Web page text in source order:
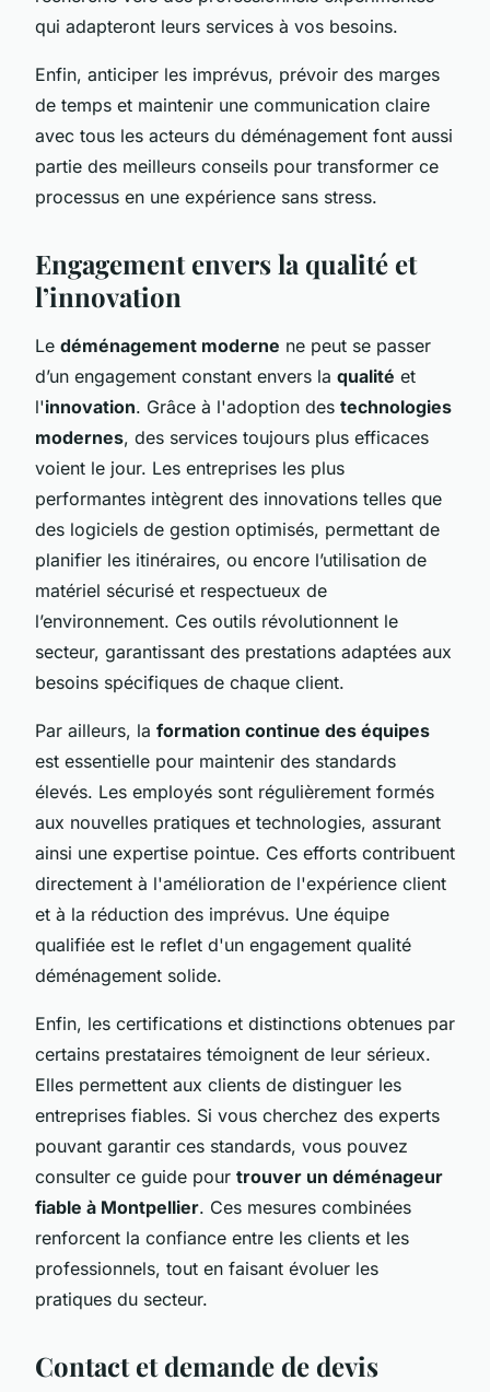
qui adapteront leurs services à vos besoins.
Enfin, anticiper les imprévus, prévoir des marges
de temps et maintenir une communication claire
avec tous les acteurs du déménagement font aussi
partie des meilleurs conseils pour transformer ce
processus en une expérience sans stress.
Engagement envers la qualité et
l’innovation
Le déménagement moderne ne peut se passer
d’un engagement constant envers la qualité et
l'innovation. Grâce à l'adoption des technologies
modernes, des services toujours plus efficaces
voient le jour. Les entreprises les plus
performantes intègrent des innovations telles que
des logiciels de gestion optimisés, permettant de
planifier les itinéraires, ou encore l’utilisation de
matériel sécurisé et respectueux de
l’environnement. Ces outils révolutionnent le
secteur, garantissant des prestations adaptées aux
besoins spécifiques de chaque client.
Par ailleurs, la formation continue des équipes
est essentielle pour maintenir des standards
élevés. Les employés sont régulièrement formés
aux nouvelles pratiques et technologies, assurant
ainsi une expertise pointue. Ces efforts contribuent
directement à l'amélioration de l'expérience client
et à la réduction des imprévus. Une équipe
qualifiée est le reflet d'un engagement qualité
déménagement solide.
Enfin, les certifications et distinctions obtenues par
certains prestataires témoignent de leur sérieux.
Elles permettent aux clients de distinguer les
entreprises fiables. Si vous cherchez des experts
pouvant garantir ces standards, vous pouvez
consulter ce guide pour trouver un déménageur
fiable à Montpellier. Ces mesures combinées
renforcent la confiance entre les clients et les
professionnels, tout en faisant évoluer les
pratiques du secteur.
Contact et demande de devis